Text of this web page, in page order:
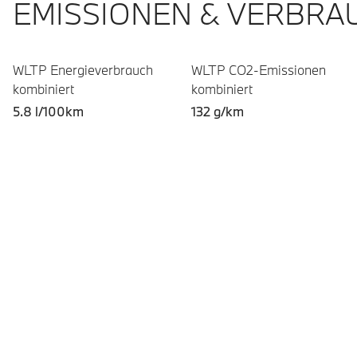
EMISSIONEN &
WLTP Energieverbrauch
kombiniert
5.8 l/100km
WLTP CO2-Emissionen
kombiniert
132 g/km